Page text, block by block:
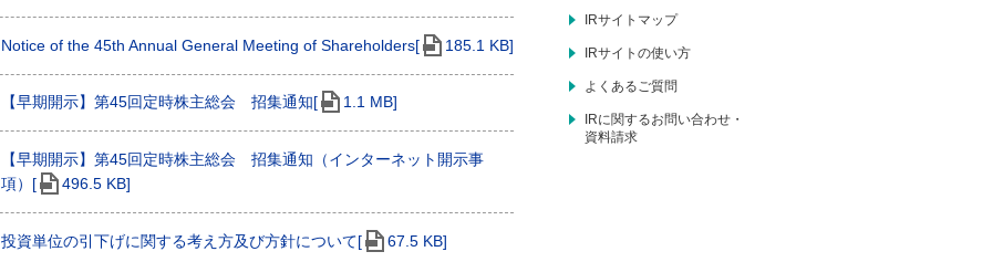
Notice of the 45th Annual General Meeting of Shareholders[ 185.1 KB]
【早期開示】第45回定時株主総会 招集通知[ 1.1 MB]
【早期開示】第45回定時株主総会 招集通知（インターネット開示事
項）[
496.5 KB]
投資単位の引下げに関する考え方及び方針について[ 67.5 KB]
IRサイトマップ
IRサイトの使い方
よくあるご質問
IRに関するお問い合わせ・
資料請求